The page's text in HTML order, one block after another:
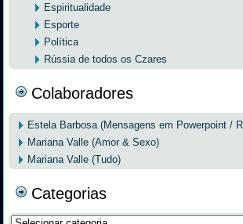
Espiritualidade
Esporte
Política
Rússia de todos os Czares
Colaboradores
Estela Barbosa (Mensagens em Powerpoint /
Mariana Valle (Amor & Sexo)
Mariana Valle (Tudo)
Categorias
Categorias